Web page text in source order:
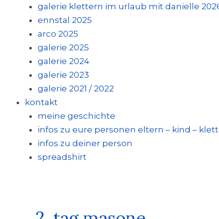
galerie klettern im urlaub mit danielle
ennstal 2025
arco 2025
galerie 2025
galerie 2024
galerie 2023
galerie 2021 / 2022
kontakt
meine geschichte
infos zu eure personen eltern – kind –
infos zu deiner person
spreadshirt